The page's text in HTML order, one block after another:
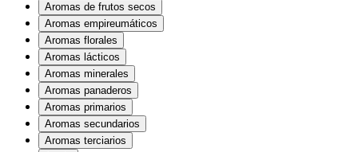
Aromas de frutos secos
Aromas empireumáticos
Aromas florales
Aromas lácticos
Aromas minerales
Aromas panaderos
Aromas primarios
Aromas secundarios
Aromas terciarios